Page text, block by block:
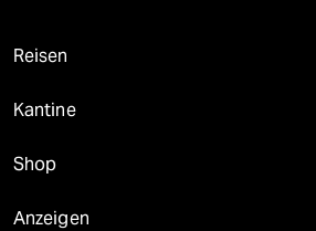
Reisen
Kantine
Shop
Anzeigen